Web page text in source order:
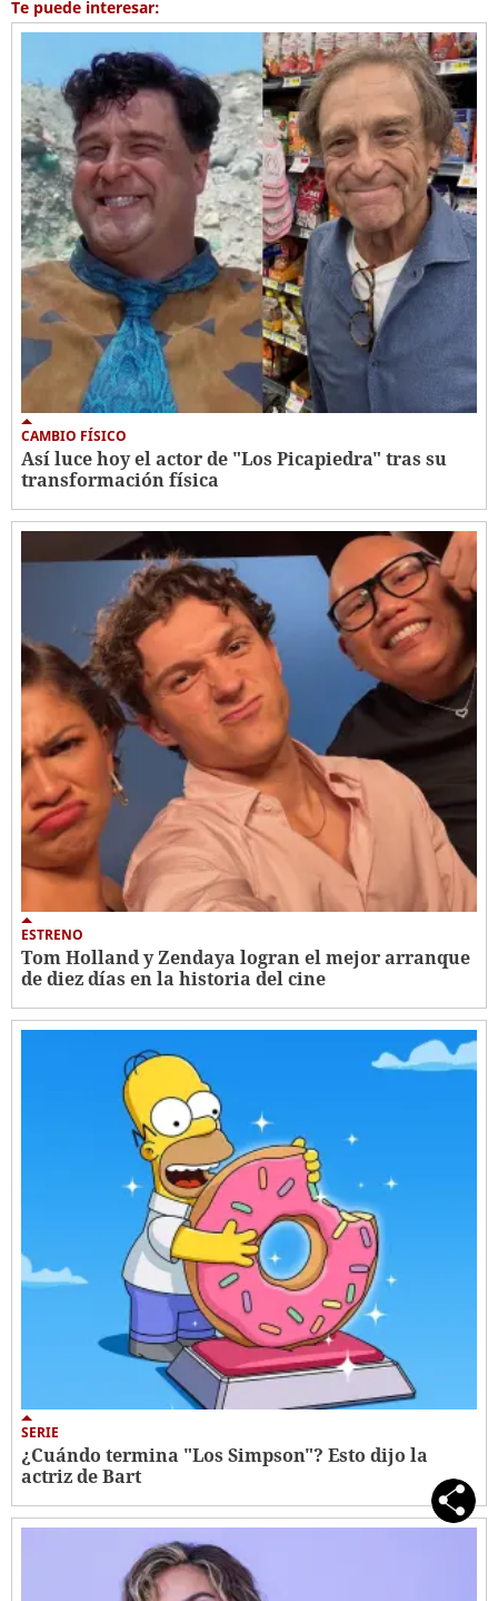
Te puede interesar:
CAMBIO FÍSICO
Así luce hoy el actor de "Los Picapiedra" tras su
transformación física
ESTRENO
Tom Holland y Zendaya logran el mejor arranque
de diez días en la historia del cine
SERIE
¿Cuándo termina "Los Simpson"? Esto dijo la
actriz de Bart